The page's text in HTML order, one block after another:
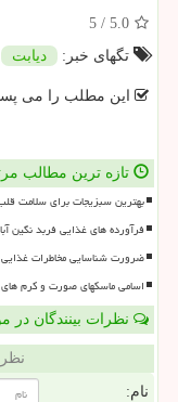
5.0
/
5
تگهای خبر:
دیابت
این مطلب را می
تازه ترین مطالب
بهترین سبزیجات برای سلامت
فرآورده های غذایی فربد نگین
ضرورت شناسایی مخاطرات غذایی
اسامی ماسکهای صورت و کرم
نظرات بینندگان در
نام: